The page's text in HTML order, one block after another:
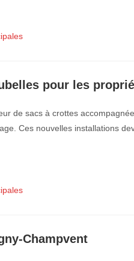
pour les
de sacs à crottes
Ces nouvelles installations
Champvent